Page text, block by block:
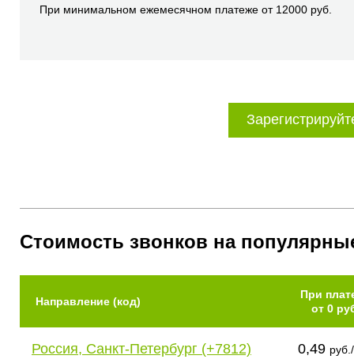
При минимальном ежемесячном платеже от 12000 руб.
Стоимость звонков на
Направление (код)
При
от 0
Россия, Санкт-Петербург (+7812) 0,49